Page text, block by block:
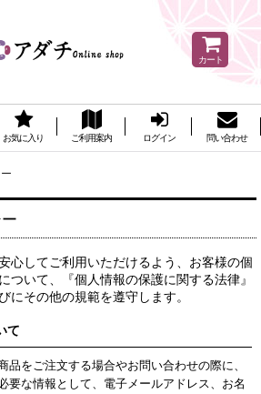
カート
お気に入り ご利用案内 ログイン 問い合わせ
心してご利用いただけるよう、お客様の個
ついて、『個人情報の保護に関する法律』
にその他の規範を遵守します。
て
品をご注文する場合やお問い合わせの際に、
要な情報として、電子メールアドレス、お名